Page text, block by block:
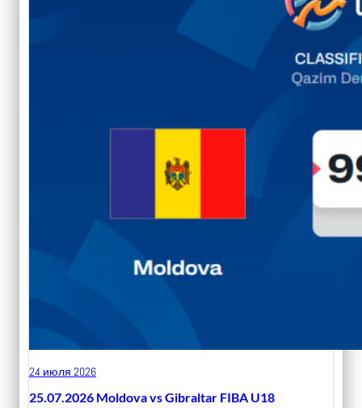
24 июля 2026
25.07.2026 Moldova vs Gibraltar FIBA U18